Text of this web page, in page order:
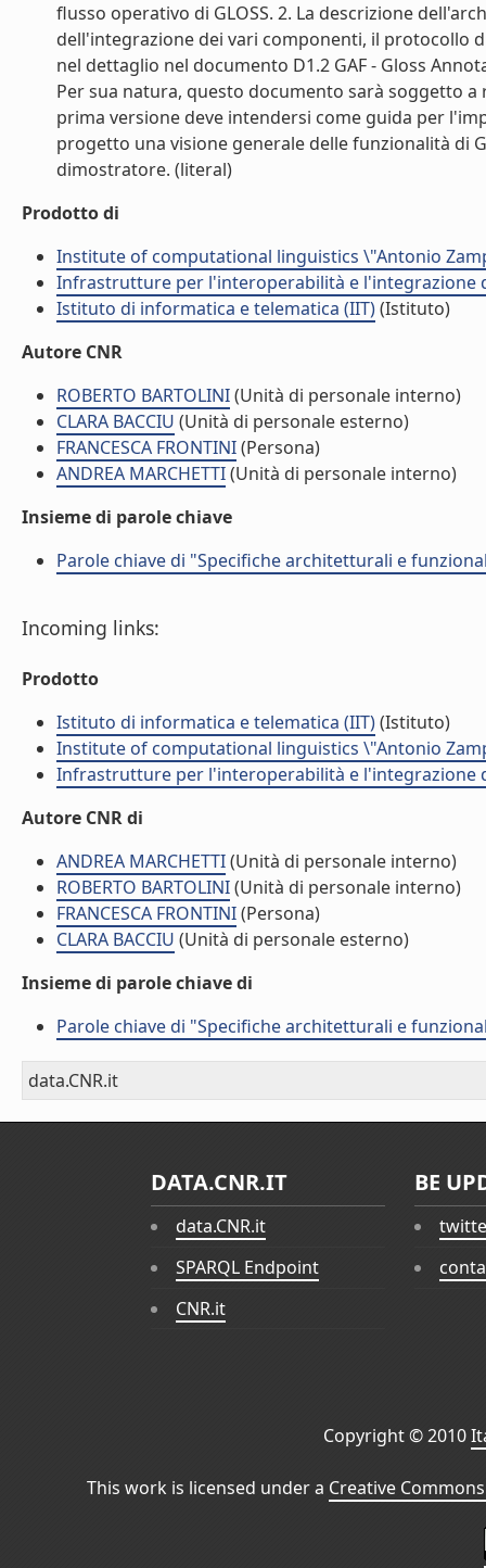
flusso operativo di GLOSS. 2. La descrizione
dell'integrazione dei vari componenti, il protocollo
nel dettaglio nel documento D1.2 GAF - Gloss
Per sua natura, questo documento sarà soggetto
prima versione deve intendersi come guida per
progetto una visione generale delle funzionalità di
dimostratore. (literal)
Prodotto di
Institute of computational linguistics \"Antonio
Infrastrutture per l'interoperabilità e l'integrazione
Istituto di informatica e telematica (IIT)(Istituto)
Autore CNR
ROBERTO BARTOLINI(Unità di personale interno)
CLARA BACCIU (Unità di personale esterno)
FRANCESCA FRONTINI(Persona)
ANDREA MARCHETTI(Unità di personale interno)
Insieme di parole chiave
Parole chiave di "Specifiche architetturali e
Incoming links:
Prodotto
Istituto di informatica e telematica (IIT)(Istituto)
Institute of computational linguistics \"Antonio
Infrastrutture per l'interoperabilità e l'integrazione
Autore CNR di
ANDREA MARCHETTI(Unità di personale interno)
ROBERTO BARTOLINI(Unità di personale interno)
FRANCESCA FRONTINI(Persona)
CLARA BACCIU (Unità di personale esterno)
Insieme di parole chiave di
Parole chiave di "Specifiche architetturali e
data.CNR.it
DATA.CNR.IT
data.CNR.it
SPARQL Endpoint
CNR.it
BE
Copyright © 2010
This work is licensed under a Creative